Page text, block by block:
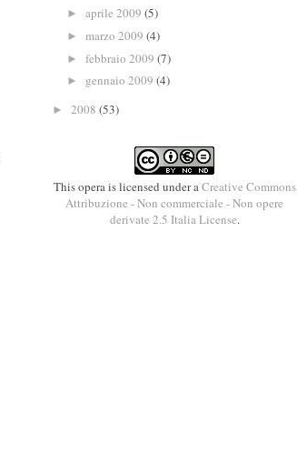
► aprile 2009 (5)
► marzo 2009 (4)
► febbraio 2009 (7)
► gennaio 2009 (4)
► 2008 (53)
This opera is licensed under aCreative Commons
Attribuzione - Non commerciale - Non opere
derivate 2.5 Italia License.